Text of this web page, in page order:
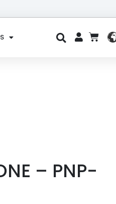
CART
– PNP-